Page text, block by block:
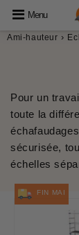
Menu
Ami-hauteur ›
Pour un
toute la
échafaudages
sécurisée,
échelles
FIN MAI